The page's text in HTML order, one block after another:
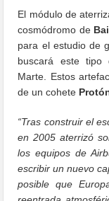
El módulo de
cosmódromo de
para el estudio de
buscará este tipo
Marte. Estos
de un cohete
“Tras construir el
en 2005 aterrizó
los equipos de
escribir un nuevo
posible que